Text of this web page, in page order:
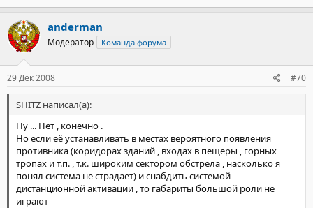
anderman
Модератор Команда форума
29 Дек 2008 #70
SHITZ написал(а):
Ну ... Нет , конечно .
Но если её устанавливать в местах вероятного появления
противника (коридорах зданий , входах в пещеры , горных
тропах и т.п. , т.к. широким сектором обстрела , насколько я
понял система не страдает) и снабдить системой
дистанционной активации , то габариты большой роли не
играют